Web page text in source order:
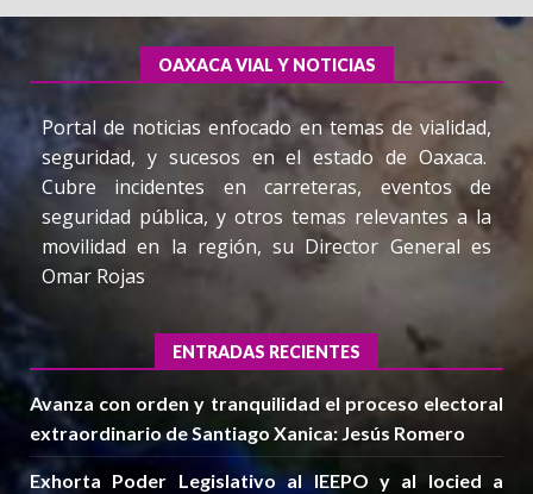
OAXACA VIAL Y NOTICIAS
Portal de noticias enfocado en temas de vialidad,
seguridad, y sucesos en el estado de Oaxaca.
Cubre incidentes en carreteras, eventos de
seguridad pública, y otros temas relevantes a la
movilidad en la región, su Director General es
Omar Rojas
ENTRADAS RECIENTES
Avanza con orden y tranquilidad el proceso electoral
extraordinario de Santiago Xanica: Jesús Romero
Exhorta Poder Legislativo al IEEPO y al Iocied a